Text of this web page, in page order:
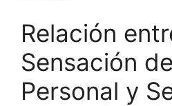
Relación
Sensación
Personal y